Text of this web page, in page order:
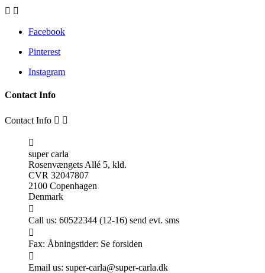
 
Facebook
Pinterest
Instagram
Contact Info
Contact Info  

super carla
Rosenvængets Allé 5, kld.
CVR 32047807
2100 Copenhagen
Denmark

Call us: 60522344 (12-16) send evt. sms

Fax: Åbningstider: Se forsiden

Email us: super-carla@super-carla.dk